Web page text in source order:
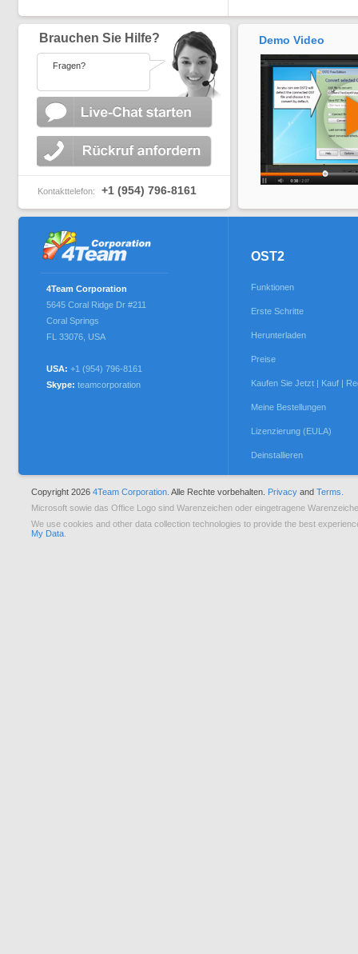
Brauchen Sie Hilfe?
Fragen?
Kontakttelefon: +1 (954) 796-8161
Demo Video
4Team Corporation
5645 Coral Ridge Dr #211
Coral Springs
FL 33076 USA
USA: +1 (954) 796-8161
Skype: teamcorporation
OST2
Funktionen
Erste Schritte
Herunterladen
Preise
Kaufen Sie Jetzt | Kauf |
Meine Bestellungen
Lizenzierung (EULA)
Deinstallieren
Copyright 2026 4Team Corporation. Alle Rechte vorbehalten. Privacy and Terms.
Microsoft sowie das Office Logo sind Warenzeichen oder eingetragene
We use cookies and other data collection technologies to provide the best
My Data